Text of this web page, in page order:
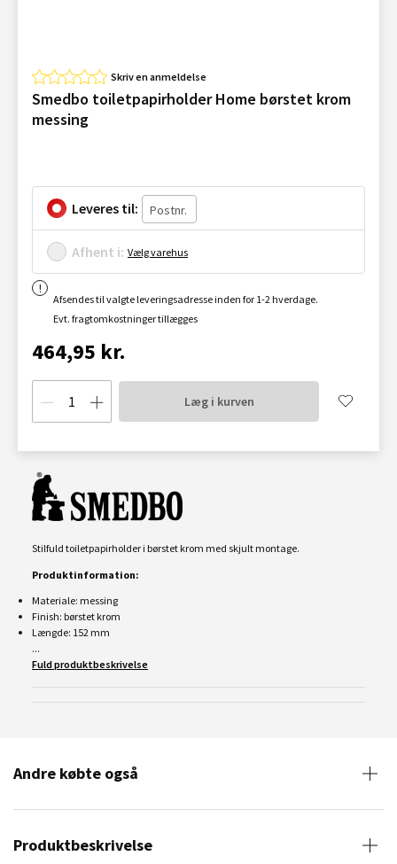
Skriv en anmeldelse
Smedbo toiletpapirholder Home børstet krom
messing
Leveres til:
Afhent i: Vælg varehus
Afsendes til valgte leveringsadresse inden for 1-2 hverdage.
Evt. fragtomkostninger tillægges
464,95 kr.
Læg i kurven
Stilfuld toiletpapirholder i børstet krom med skjult montage.
Produktinformation:
Materiale: messing
Finish: børstet krom
Længde: 152 mm
...
Fuld produktbeskrivelse
Andre købte også
Produktbeskrivelse